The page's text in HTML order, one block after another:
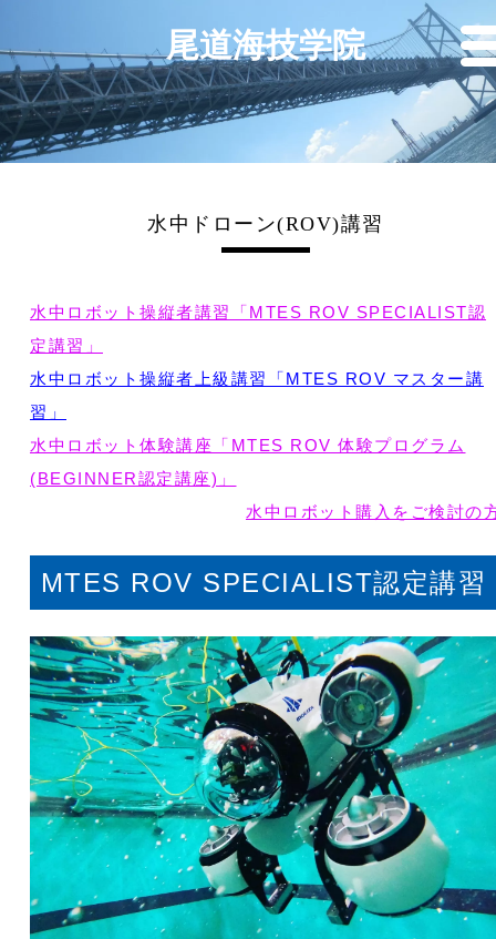
水中ドローン(ROV)講習
水中ロボット操縦者講習「MTES ROV SPECIALIST認
定講習」
水中ロボット操縦者上級講習「MTES ROV マスター講
習」
水中ロボット体験講座「MTES ROV 体験プログラム
(BEGINNER認定講座)」
水中ロボット購入をご検討の
MTES ROV SPECIALIST認定講習
尾道海技学院